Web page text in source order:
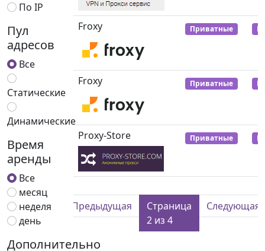
По IP
Пул
адресов
Все
Статические
Динамические
Время
аренды
Все
месяц
неделя
день
Дополнительно
Froxy Приватные
Froxy Приватные
Proxy-Store Приватные
Предыдущая
Страница
2 из 4
Следующая